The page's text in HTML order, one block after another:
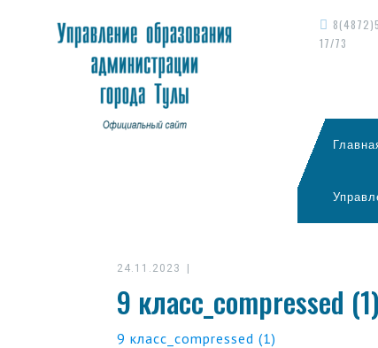
17/73
24.11.2023
9 класс_compressed (1)
9 класс_compressed (1)